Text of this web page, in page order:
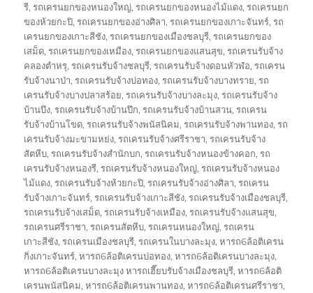
รี,รถเครนยกของหนองใหญ่,รถเครนยกของหนองไม้แดง,รถเครนยก
ของห้วยกะปิ,รถเครนยกของอ่างศิลา,รถเครนยกของเกาะจันทร์,รถ
เครนยกของเกาะสีชัง,รถเครนยกของเมืองชลบุรี,รถเครนยกของ
เสม็ด,รถเครนยกของเหมือง,รถเครนยกของแสนสุข,รถเครนรับจ้าง
คลองตำหรุ,รถเครนรับจ้างชลบุรี,รถเครนรับจ้างดอนหัวฬ่อ,รถเครน
รับจ้างนาป่า,รถเครนรับจ้างบ่อทอง,รถเครนรับจ้างบางทราย,รถ
เครนรับจ้างบางปลาสร้อย,รถเครนรับจ้างบางละมุง,รถเครนรับจ้าง
บ้านบึง,รถเครนรับจ้างบ้านปึก,รถเครนรับจ้างบ้านสวน,รถเครน
รับจ้างบ้านโขด,รถเครนรับจ้างพนัสนิคม,รถเครนรับจ้างพานทอง,รถ
เครนรับจ้างมะขามหย่ง,รถเครนรับจ้างศรีราชา,รถเครนรับจ้าง
สัตหีบ,รถเครนรับจ้างสำนักบก,รถเครนรับจ้างหนองข้างคอก,รถ
เครนรับจ้างหนองรี,รถเครนรับจ้างหนองใหญ่,รถเครนรับจ้างหนอง
ไม้แดง,รถเครนรับจ้างห้วยกะปิ,รถเครนรับจ้างอ่างศิลา,รถเครน
รับจ้างเกาะจันทร์,รถเครนรับจ้างเกาะสีชัง,รถเครนรับจ้างเมืองชลบุรี,
รถเครนรับจ้างเสม็ด,รถเครนรับจ้างเหมือง,รถเครนรับจ้างแสนสุข,
รถเครนศรีราชา,รถเครนสัตหีบ,รถเครนหนองใหญ่,รถเครน
เกาะสีชัง,รถเครนเมืองชลบุรี,รถเครนในบางละมุง,หารถ6ล้อติเครน
กิ่งเกาะจันทร์,หารถ6ล้อติเครนบ่อทอง,หารถ6ล้อติเครนบางละมุง,
หารถ6ล้อติเครนบางละมุง หารถเฮี๊ยบรับจ้างเมืองชลบุรี,หารถ6ล้อติ
เครนพนัสนิคม,หารถ6ล้อติเครนพานทอง,หารถ6ล้อติเครนศรีราชา,